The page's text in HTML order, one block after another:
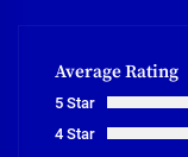
Average Rating
5 Star
4 Star